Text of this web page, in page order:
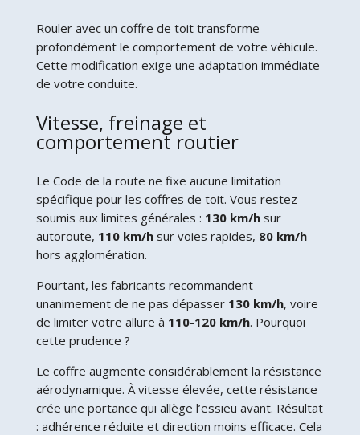
Rouler avec un coffre de toit transforme
profondément le comportement de votre véhicule.
Cette modification exige une adaptation immédiate
de votre conduite.
Vitesse, freinage et
comportement routier
Le Code de la route ne fixe aucune limitation
spécifique pour les coffres de toit. Vous restez
soumis aux limites générales : 130 km/hsur
autoroute, 110 km/hsur voies rapides, 80 km/h
hors agglomération.
Pourtant, les fabricants recommandent
unanimement de ne pas dépasser 130 km/h, voire
de limiter votre allure à 110-120 km/h. Pourquoi
cette prudence ?
Le coffre augmente considérablement la résistance
aérodynamique. À vitesse élevée, cette résistance
crée une portance qui allège l’essieu avant. Résultat
: adhérence réduite et direction moins efficace. Cela